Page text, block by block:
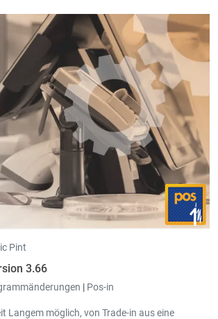
vom Artikel wurde in der Tabelle der
Feld "Priorität" sowie eine neue Tabelle, um
des Barcodes zu erfassen, hinzugefügt. Bei den
kann auf die neuen Felder gefiltert
Pint
3.66
| Pos-in
Langem möglich, von Trade-in aus eine